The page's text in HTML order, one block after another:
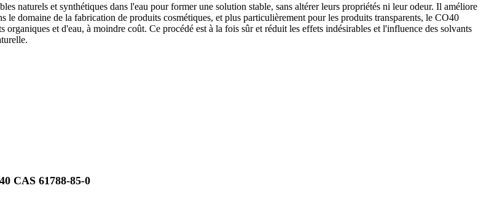
naturels et synthétiques dans l'eau pour former une solution stable, sans altérer leurs propriétés ni leur odeur. Il améliore
le domaine de la fabrication de produits cosmétiques, et plus particulièrement pour les produits transparents, le CO40
et d'eau, à moindre coût. Ce procédé est à la fois sûr et réduit les effets indésirables et l'influence des solvants
CAS 61788-85-0